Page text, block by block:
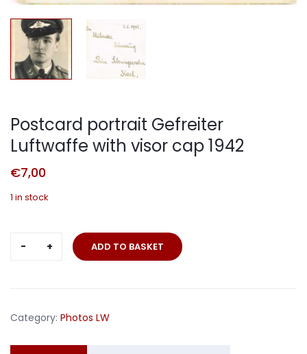
Postcard portrait Gefreiter
Luftwaffe with visor cap 1942
€7,00
1 in stock
Postcard
portrait
visor
ADD TO BASKET
Category: Photos LW